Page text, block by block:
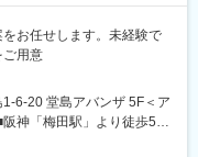
をお任せします。未経験で
ご用意
1-6-20 堂島アバンザ 5F＜ア
神「梅田駅」より徒歩5分